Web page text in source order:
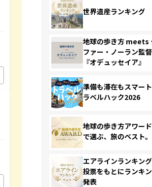
世界遺産ランキング
地球の歩き方 meets
ファー・ノーラン監
『オデュッセイア』
準備も滞在もスマー
ラベルハック2026
地球の歩き方アワー
で選ぶ、旅のベスト。
エアラインランキン
投票をもとにランキ
発表